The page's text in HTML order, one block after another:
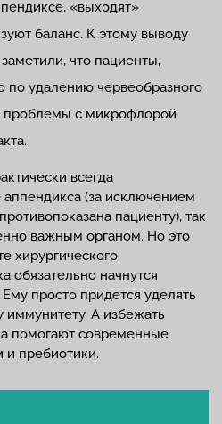
«выходят»
баланс. К этому выводу
что пациенты,
удалению червеобразного
проблемы с микрофлорой
всегда
(за исключением
пациенту), так
важным органом. Но это
хирургического
обязательно начнутся
просто придется уделять
А избежать
помогают современные
пребиотики.